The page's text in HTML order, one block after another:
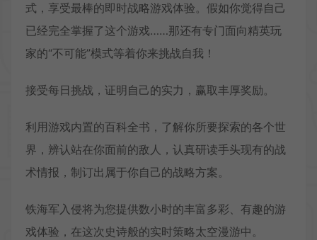
式，享受最棒的即时战略游戏体验。假如你觉得自己
已经完全掌握了这个游戏……那还有专门面向精英玩
家的“不可能”模式等着你来挑战自我！
接受每日挑战，证明自己的实力，赢取丰厚奖励。
利用游戏内置的百科全书，了解你所要探索的各个世
界，辨认站在你面前的敌人，认真研读手头现有的战
术情报，制订出属于你自己的战略方案。
铁海军入侵将为您提供数小时的丰富多彩、有趣的游
戏体验，在这次史诗般的实时策略太空漫游中。